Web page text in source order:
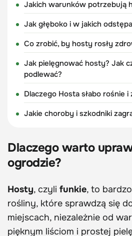
Jakich warunków potrzebują
Jak głęboko i w jakich
Co zrobić, by hosty rosły
Jak pielęgnować hosty? Jak
podlewać?
Dlaczego Hosta słabo rośnie i
Jakie choroby i szkodniki
Dlaczego warto
ogrodzie?
Hosty, czyli funkie, to
rośliny, które sprawdzą się
miejscach, niezależnie od
pięknym liściom i prostej